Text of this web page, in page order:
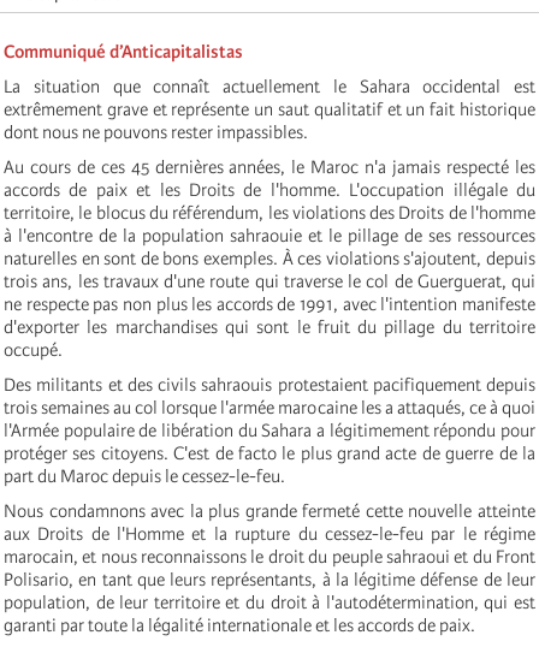
Communiqué d’Anticapitalistas
La situation que connaît actuellement le Sahara occidental est
extrêmement grave et représente un saut qualitatif et un fait historique
dont nous ne pouvons rester impassibles.
Au cours de ces 45 dernières années, le Maroc n'a jamais respecté les
accords de paix et les Droits de l'homme. L'occupation illégale du
territoire, le blocus du référendum, les violations des Droits de l'homme
à l'encontre de la population sahraouie et le pillage de ses ressources
naturelles en sont de bons exemples. À ces violations s'ajoutent, depuis
trois ans, les travaux d'une route qui traverse le col de Guerguerat, qui
ne respecte pas non plus les accords de 1991, avec l'intention manifeste
d'exporter les marchandises qui sont le fruit du pillage du territoire
occupé.
Des militants et des civils sahraouis protestaient pacifiquement depuis
trois semaines au col lorsque l'armée marocaine les a attaqués, ce à quoi
l'Armée populaire de libération du Sahara a légitimement répondu pour
protéger ses citoyens. C'est de facto le plus grand acte de guerre de la
part du Maroc depuis le cessez-le-feu.
Nous condamnons avec la plus grande fermeté cette nouvelle atteinte
aux Droits de l'Homme et la rupture du cessez-le-feu par le régime
marocain, et nous reconnaissons le droit du peuple sahraoui et du Front
Polisario, en tant que leurs représentants, à la légitime défense de leur
population, de leur territoire et du droit à l'autodétermination, qui est
garanti par toute la légalité internationale et les accords de paix.